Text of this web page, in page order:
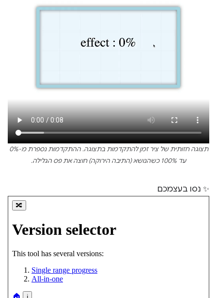
תצוגה חזותית של ציר זמן להתקדמות בתצוגה. ההתקדמות נספרת מ-0%
עד 100% כשהנושא (התיבה הירוקה) חוצה את פס הגלילה.
✨ נסו בעצמכם